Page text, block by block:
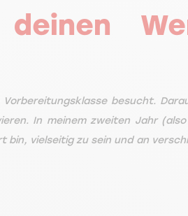
deinen
besucht.
In meinem zweiten Jahr
vielseitig zu sein und an